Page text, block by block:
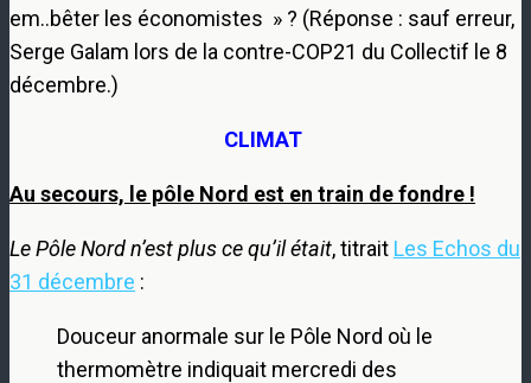
em..bêter les économistes » ? (Réponse : sauf erreur,
Serge Galam lors de la contre-COP21 du Collectif le 8
décembre.)
CLIMAT
Au secours, le pôle Nord est en train de fondre !
Le Pôle Nord n’est plus ce qu’il était, titrait Les Echos du
31 décembre :
Douceur anormale sur le Pôle Nord où le
thermomètre indiquait mercredi des